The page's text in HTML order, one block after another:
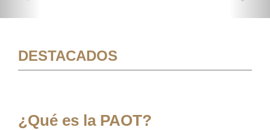
DESTACADOS
¿Qué es la PAOT?